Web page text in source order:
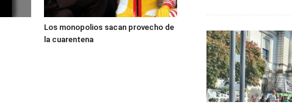
Los monopolios sacan provecho de
la cuarentena